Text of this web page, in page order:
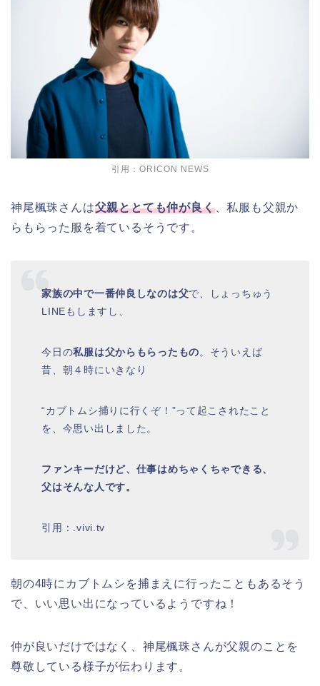
引用：ORICON NEWS
神尾楓珠さんは父親ととても仲が良く、私服も父親か
らもらった服を着ているそうです。
家族の中で一番仲良しなのは父で、しょっちゅう
LINEもしますし、
今日の私服は父からもらったもの。そういえば
昔、朝４時にいきなり
“カブトムシ捕りに行くぞ！”って起こされたこと
を、今思い出しました。
ファンキーだけど、仕事はめちゃくちゃできる、
父はそんな人です。
引用：.vivi.tv
朝の4時にカブトムシを捕まえに行ったこともあるそう
で、いい思い出になっているようですね！
仲が良いだけではなく、神尾楓珠さんが父親のことを
尊敬している様子が伝わります。